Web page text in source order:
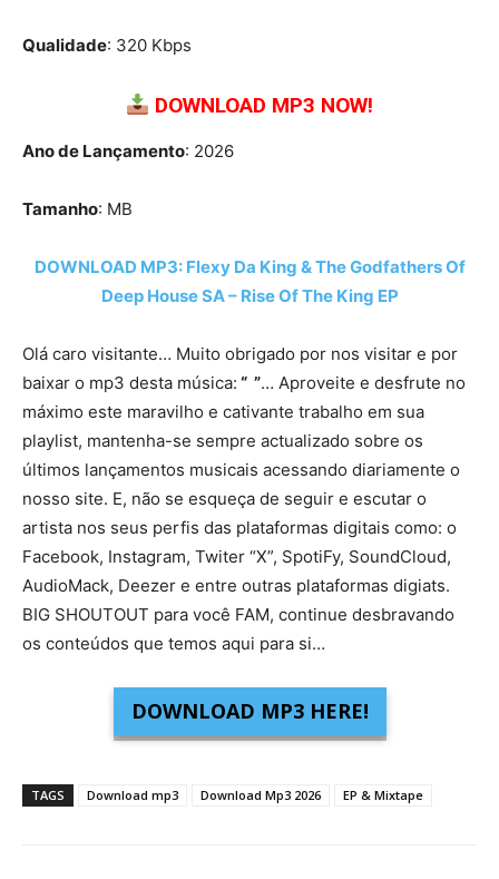
Qualidade: 320 Kbps
DOWNLOAD MP3 NOW!
Ano de Lançamento: 2026
Tamanho: MB
DOWNLOAD MP3: Flexy Da King & The Godfathers Of
Deep House SA – Rise Of The King EP
Olá caro visitante… Muito obrigado por nos visitar e por
baixar o mp3 desta música: “ ”… Aproveite e desfrute no
máximo este maravilho e cativante trabalho em sua
playlist, mantenha-se sempre actualizado sobre os
últimos lançamentos musicais acessando diariamente o
nosso site. E, não se esqueça de seguir e escutar o
artista nos seus perfis das plataformas digitais como: o
Facebook, Instagram, Twiter “X”, SpotiFy, SoundCloud,
AudioMack, Deezer e entre outras plataformas digiats.
BIG SHOUTOUT para você FAM, continue desbravando
os conteúdos que temos aqui para si…
DOWNLOAD MP3 HERE!
TAGS Download mp3 Download Mp3 2026 EP & Mixtape